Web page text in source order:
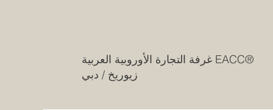
غرفة التجارة الأوروبية العربية EACC®
زيوريخ / دبي